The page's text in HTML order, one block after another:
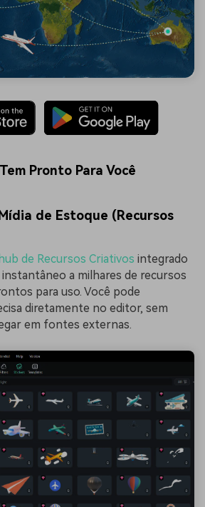
Pronto Para Você
de Estoque (Recursos
hub de Recursos Criativos integrado
a milhares de recursos
para uso. Você pode
diretamente no editor, sem
em fontes externas.